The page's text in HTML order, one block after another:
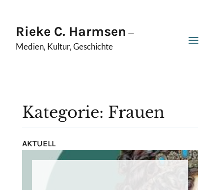
Rieke C. Harmsen —
Medien, Kultur, Geschichte
Kategorie: Frauen
AKTUELL